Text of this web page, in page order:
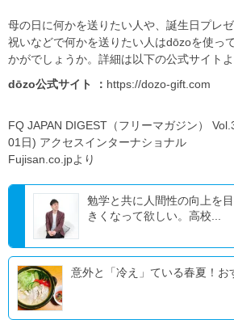
母の日に何かを送りたい人や、誕生日プレ
祝いなどで何かを送りたい人はdōzoを使っ
かがでしょうか。詳細は以下の公式サイトよ
dōzo公式サイト ： https://dozo-gift.com
FQ JAPAN DIGEST（フリーマガジン）
01日) アクセスインターナショナル
Fujisan.co.jpより
勉学と共に人間性の向上を
きくなって欲しい。高校...
意外と「冷え」ている春夏！お